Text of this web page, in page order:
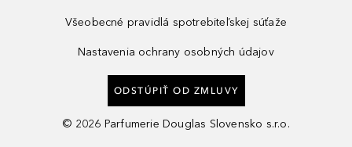
Všeobecné pravidlá spotrebiteľskej súťaže
Nastavenia ochrany osobných údajov
ODSTÚPIŤ OD ZMLUVY
© 2026 Parfumerie Douglas Slovensko s.r.o.